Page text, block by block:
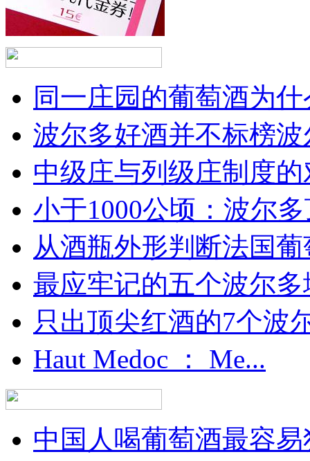
同一庄园的葡萄酒为
波尔多好酒并不标榜
中级庄与列级庄制度
小于1000公顷：波尔
从酒瓶外形判断法国
最应牢记的五个波尔多
只出顶尖红酒的7个波
Haut Medoc ： Me...
中国人喝葡萄酒最容